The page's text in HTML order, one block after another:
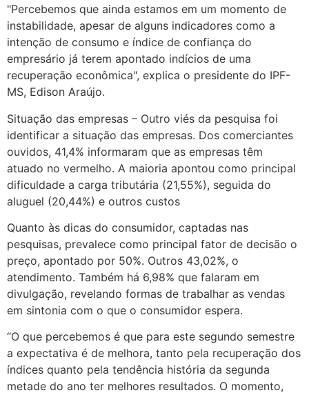
"Percebemos que ainda estamos em um momento de
instabilidade, apesar de alguns indicadores como a
intenção de consumo e índice de confiança do
empresário já terem apontado indícios de uma
recuperação econômica", explica o presidente do IPF-
MS, Edison Araújo.
Situação das empresas – Outro viés da pesquisa foi
identificar a situação das empresas. Dos comerciantes
ouvidos, 41,4% informaram que as empresas têm
atuado no vermelho. A maioria apontou como principal
dificuldade a carga tributária (21,55%), seguida do
aluguel (20,44%) e outros custos
Quanto às dicas do consumidor, captadas nas
pesquisas, prevalece como principal fator de decisão o
preço, apontado por 50%. Outros 43,02%, o
atendimento. Também há 6,98% que falaram em
divulgação, revelando formas de trabalhar as vendas
em sintonia com o que o consumidor espera.
“O que percebemos é que para este segundo semestre
a expectativa é de melhora, tanto pela recuperação dos
índices quanto pela tendência história da segunda
metade do ano ter melhores resultados. O momento,